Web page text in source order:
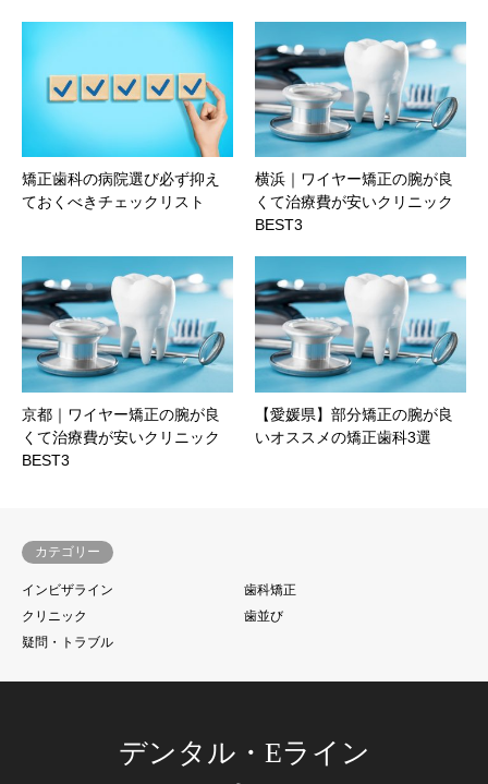
矯正歯科の病院選び必ず抑え
ておくべきチェックリスト
横浜｜ワイヤー矯正の腕が良
くて治療費が安いクリニック
BEST3
京都｜ワイヤー矯正の腕が良
くて治療費が安いクリニック
BEST3
【愛媛県】部分矯正の腕が良
いオススメの矯正歯科3選
カテゴリー
インビザライン
歯科矯正
クリニック
歯並び
疑問・トラブル
デンタル・Eライン